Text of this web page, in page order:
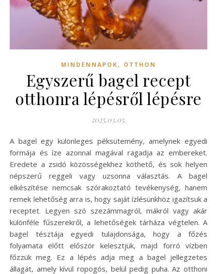
MINDENNAPOK, OTTHON
Egyszerű bagel recept
otthonra lépésről lépésre
2025.03.05.
A bagel egy különleges péksütemény, amelynek egyedi
formája és íze azonnal magával ragadja az embereket.
Eredete a zsidó közösségekhez köthető, és sok helyen
népszerű reggeli vagy uzsonna választás. A bagel
elkészítése nemcsak szórakoztató tevékenység, hanem
remek lehetőség arra is, hogy saját ízlésünkhöz igazítsuk a
receptet. Legyen szó szezámmagról, mákról vagy akár
különféle fűszerekről, a lehetőségek tárháza végtelen. A
bagel tésztája egyedi tulajdonsága, hogy a főzés
folyamata előtt először kelesztjük, majd forró vízben
főzzük meg. Ez a lépés adja meg a bagel jellegzetes
állagát, amely kívül ropogós, belül pedig puha. Az otthoni